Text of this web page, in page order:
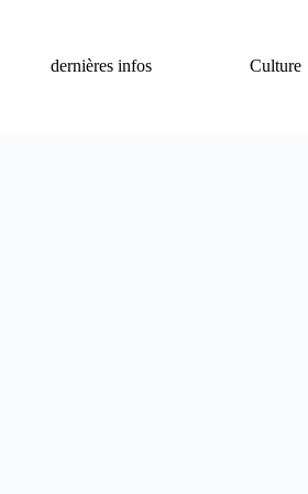
dernières infos
Culture